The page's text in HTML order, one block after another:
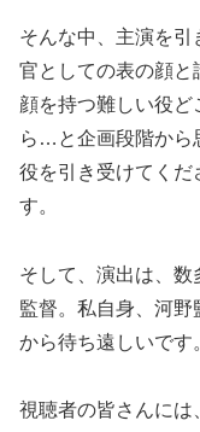
そんな中、主演を
官としての表の顔と
顔を持つ難しい役ど
ら…と企画段階から
役を引き受けてくだ
す。
そして、演出は、
監督。私自身、河
から待ち遠しいです
視聴者の皆さんには